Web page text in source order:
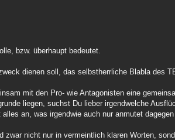
bzw. überhaupt bedeutet.
dienen soll, das selbstherrliche Blabla des
mit den Pro- wie Antagonisten eine
liegen, suchst Du lieber irgendwelche
an, was irgendwie auch nur anmutet
nicht nur in vermeintlich klaren Worten,